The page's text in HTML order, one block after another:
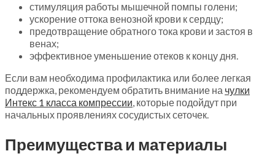
стимуляция работы мышечной помпы голени;
ускорение оттока венозной крови к сердцу;
предотвращение обратного тока крови и застоя в
венах;
эффективное уменьшение отеков к концу дня.
Если вам необходима профилактика или более легкая
поддержка, рекомендуем обратить внимание на чулки
Интекс 1 класса компрессии, которые подойдут при
начальных проявлениях сосудистых сеточек.
Преимущества и материалы